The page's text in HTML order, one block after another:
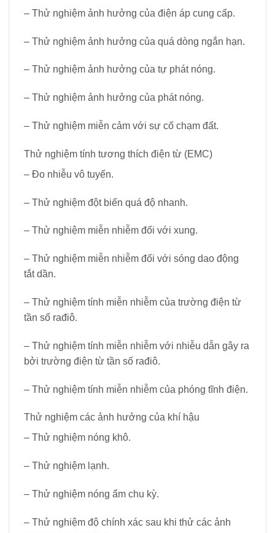
– Thử nghiệm ảnh hưởng của điện áp cung cấp.
– Thử nghiệm ảnh hưởng của quá dòng ngắn hạn.
– Thử nghiệm ảnh hưởng của tự phát nóng.
– Thử nghiệm ảnh hưởng của phát nóng.
– Thử nghiệm miễn cảm với sự cố chạm đất.
Thử nghiệm tính tương thích điện từ (EMC)
– Đo nhiễu vô tuyến.
– Thử nghiệm đột biến quá độ nhanh.
– Thử nghiệm miễn nhiễm đối với xung.
– Thử nghiệm miễn nhiễm đối với sóng dao động
tắt dần.
– Thử nghiệm tính miễn nhiễm của trường điện từ
tần số rađiô.
– Thử nghiệm tính miễn nhiễm với nhiễu dẫn gây ra
bởi trường điện từ tần số rađiô.
– Thử nghiệm tính miễn nhiễm của phóng tĩnh điện.
Thử nghiệm các ảnh hưởng của khí hậu
– Thử nghiệm nóng khô.
– Thử nghiệm lạnh.
– Thử nghiệm nóng ẩm chu kỳ.
– Thử nghiệm độ chính xác sau khi thử các ảnh